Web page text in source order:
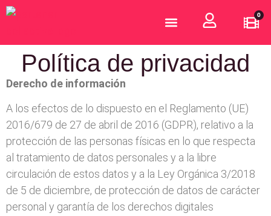
0
Política de privacidad
Derecho de información
A los efectos de lo dispuesto en el Reglamento (UE)
2016/679 de 27 de abril de 2016 (GDPR), relativo a la
protección de las personas físicas en lo que respecta
al tratamiento de datos personales y a la libre
circulación de estos datos y a la Ley Orgánica 3/2018
de 5 de diciembre, de protección de datos de carácter
personal y garantía de los derechos digitales